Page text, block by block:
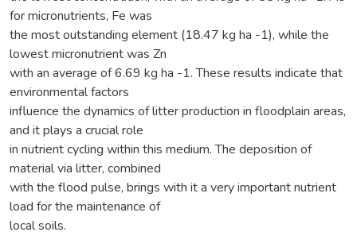
for micronutrients, Fe was
the most outstanding element (18.47 kg ha -1), while the
lowest micronutrient was Zn
with an average of 6.69 kg ha -1. These results indicate that
environmental factors
influence the dynamics of litter production in floodplain areas,
and it plays a crucial role
in nutrient cycling within this medium. The deposition of
material via litter, combined
with the flood pulse, brings with it a very important nutrient
load for the maintenance of
local soils.